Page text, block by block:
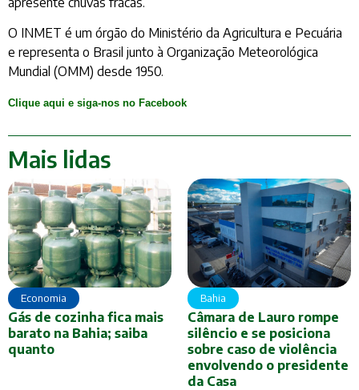
O INMET é um órgão do Ministério da Agricultura e Pecuária
e representa o Brasil junto à Organização Meteorológica
Mundial (OMM) desde 1950.
Clique aqui e siga-nos no Facebook
Mais lidas
Economia
Gás de cozinha fica mais
barato na Bahia; saiba
quanto
Bahia
Câmara de Lauro rompe
silêncio e se posiciona
sobre caso de violência
envolvendo o presidente
da Casa